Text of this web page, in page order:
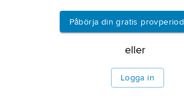
Information om artikeln
Påbörja din gratis provperiod
eller
Logga in